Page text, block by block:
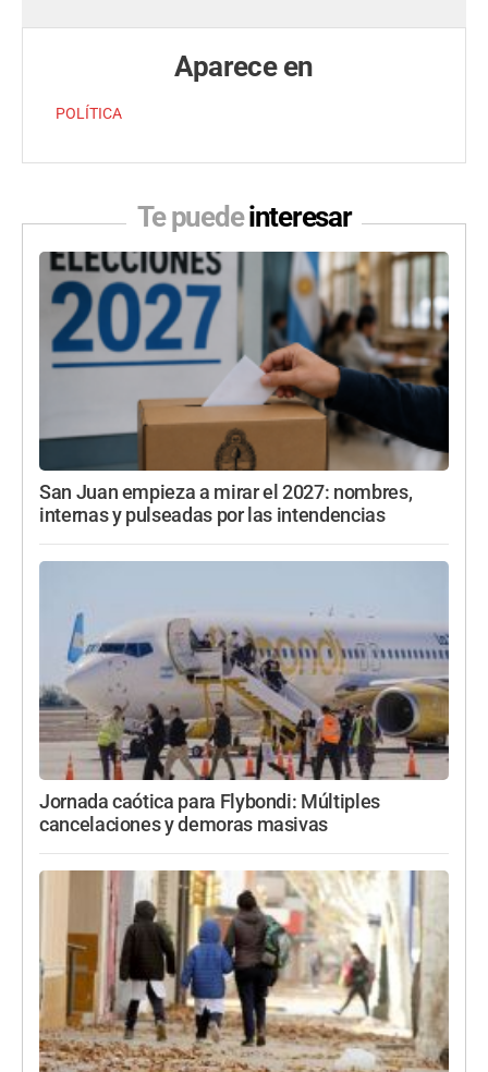
Aparece en
POLÍTICA
Te puedeinteresar
San Juan empieza a mirar el 2027: nombres,
internas y pulseadas por las intendencias
Jornada caótica para Flybondi: Múltiples
cancelaciones y demoras masivas